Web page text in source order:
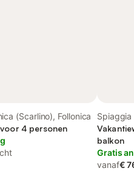
(Scarlino), Follonica
4 personen
Spiaggia
balkon
Gratis
vanaf€